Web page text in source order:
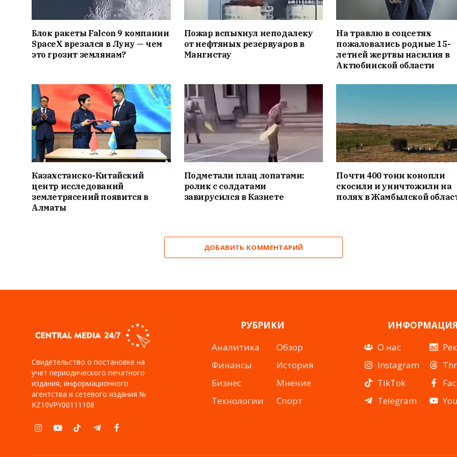
Блок ракеты Falcon 9 компании
SpaceX врезался в Луну — чем
это грозит землянам?
Пожар вспыхнул неподалеку
от нефтяных резервуаров в
Мангистау
На травлю в соцсетях
пожаловались родные 15-
летней жертвы насилия в
Актюбинской области
Казахстанско-Китайский
центр исследований
землетрясений появится в
Алматы
Подметали плац лопатами:
ролик с солдатами
завирусился в Казнете
Почти 400 тонн конопли
скосили и уничтожили на
полях в Жамбылской
ДОБАВИТЬ КОММЕНТАРИЙ
Свидетельство о постановке на
учет периодического печатного
издания, информационного
агентства и сетевого издания №
KZ10VPY00111108
InstagramYouTubeTikTokTelegramFacebook
РУБРИКИ
Аналитика
Финансы
Бизнес
Технологии
Обзор
История
Мнение
Спорт
О нас
Instagram
TikTok
Telegram